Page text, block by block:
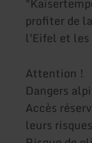
profiter de
l'Eifel et les
Attention !
Dangers
Accès
leurs